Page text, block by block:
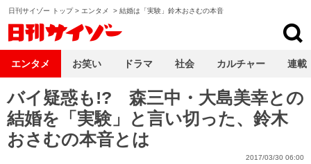
日刊サイゾー トップ> エンタメ > 結婚は「実験」鈴木おさむの本音
バイ疑惑も!? 森三中・大島美幸との
結婚を「実験」と言い切った、鈴木
おさむの本音とは
2017/03/30 06:00
エンタメ お笑い ドラマ 社会 カルチャー 連載